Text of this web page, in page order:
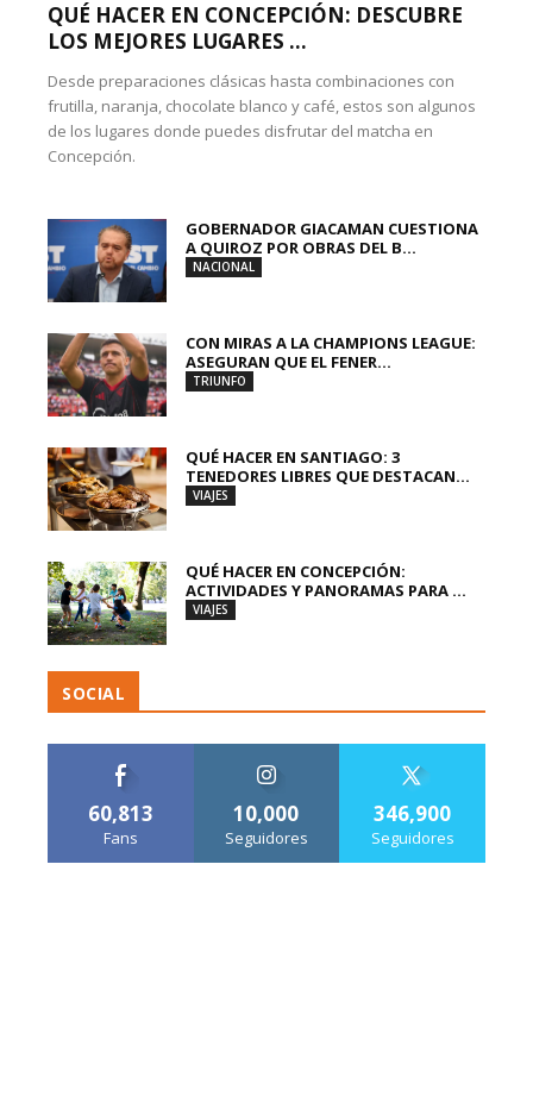
QUÉ HACER EN CONCEPCIÓN: DESCUBRE
LOS MEJORES LUGARES ...
Desde preparaciones clásicas hasta combinaciones con
frutilla, naranja, chocolate blanco y café, estos son algunos
de los lugares donde puedes disfrutar del matcha en
Concepción.
GOBERNADOR GIACAMAN CUESTIONA
A QUIROZ POR OBRAS DEL B...
NACIONAL
CON MIRAS A LA CHAMPIONS LEAGUE:
ASEGURAN QUE EL FENER...
TRIUNFO
QUÉ HACER EN SANTIAGO: 3
TENEDORES LIBRES QUE DESTACAN...
VIAJES
QUÉ HACER EN CONCEPCIÓN:
ACTIVIDADES Y PANORAMAS PARA ...
VIAJES
SOCIAL
60,813
Fans
10,000
Seguidores
346,900
Seguidores